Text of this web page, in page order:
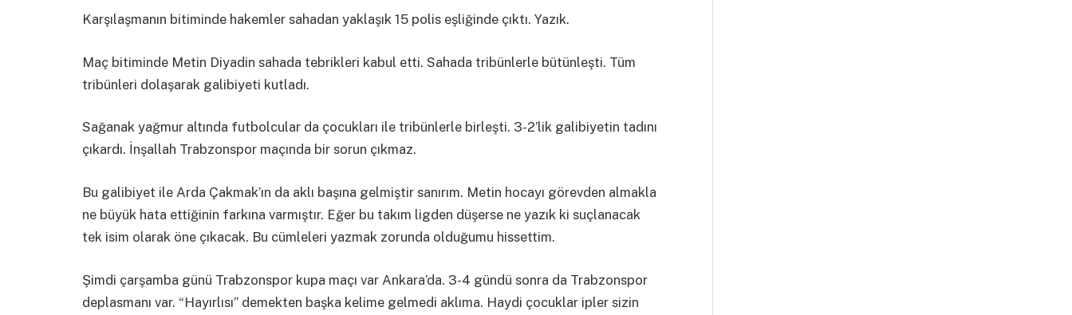
Karşılaşmanın bitiminde hakemler sahadan yaklaşık 15 polis eşliğinde çıktı. Yazık.
Maç bitiminde Metin Diyadin sahada tebrikleri kabul etti. Sahada tribünlerle bütünleşti. Tüm
tribünleri dolaşarak galibiyeti kutladı.
Sağanak yağmur altında futbolcular da çocukları ile tribünlerle birleşti. 3-2’lik galibiyetin tadını
çıkardı. İnşallah Trabzonspor maçında bir sorun çıkmaz.
Bu galibiyet ile Arda Çakmak’ın da aklı başına gelmiştir sanırım. Metin hocayı görevden almakla
ne büyük hata ettiğinin farkına varmıştır. Eğer bu takım ligden düşerse ne yazık ki suçlanacak
tek isim olarak öne çıkacak. Bu cümleleri yazmak zorunda olduğumu hissettim.
Şimdi çarşamba günü Trabzonspor kupa maçı var Ankara’da. 3-4 gündü sonra da Trabzonspor
deplasmanı var. “Hayırlısı” demekten başka kelime gelmedi aklıma. Haydi çocuklar ipler sizin